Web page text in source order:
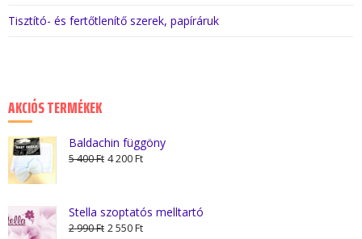
AKCIÓS TERMÉKEK
Baldachin függöny
5 400Ft Original
5
400 Ft.
4 200FtCurrent
4
200 Ft.
Stella szoptatós melltartó
2 990Ft Original
2 550FtCurrent
Tisztító- és fertőtlenítő szerek, papíráruk